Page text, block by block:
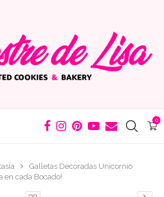
0
Galletas Decoradas Unicornio
en cada Bocado!